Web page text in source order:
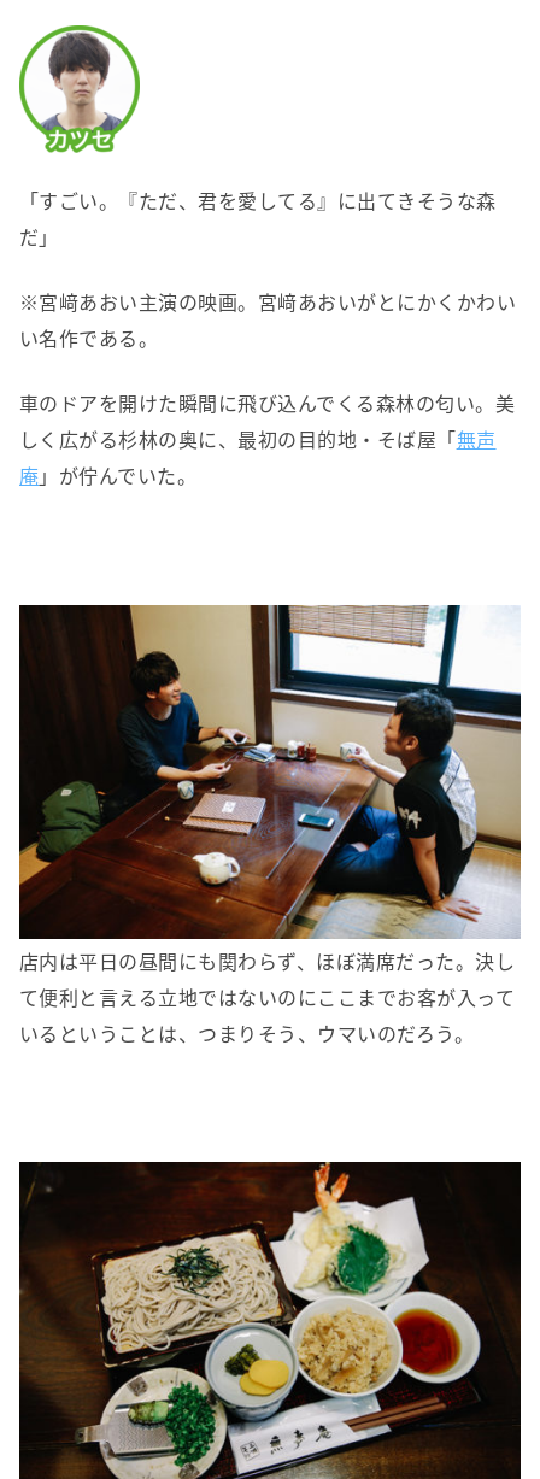
「すごい。『ただ、君を愛してる』に出てきそうな森
だ」
※宮﨑あおい主演の映画。宮﨑あおいがとにかくかわい
い名作である。
車のドアを開けた瞬間に飛び込んでくる森林の匂い。美
しく広がる杉林の奥に、最初の目的地・そば屋「無声
庵」が佇んでいた。
店内は平日の昼間にも関わらず、ほぼ満席だった。決し
て便利と言える立地ではないのにここまでお客が入って
いるということは、つまりそう、ウマいのだろう。